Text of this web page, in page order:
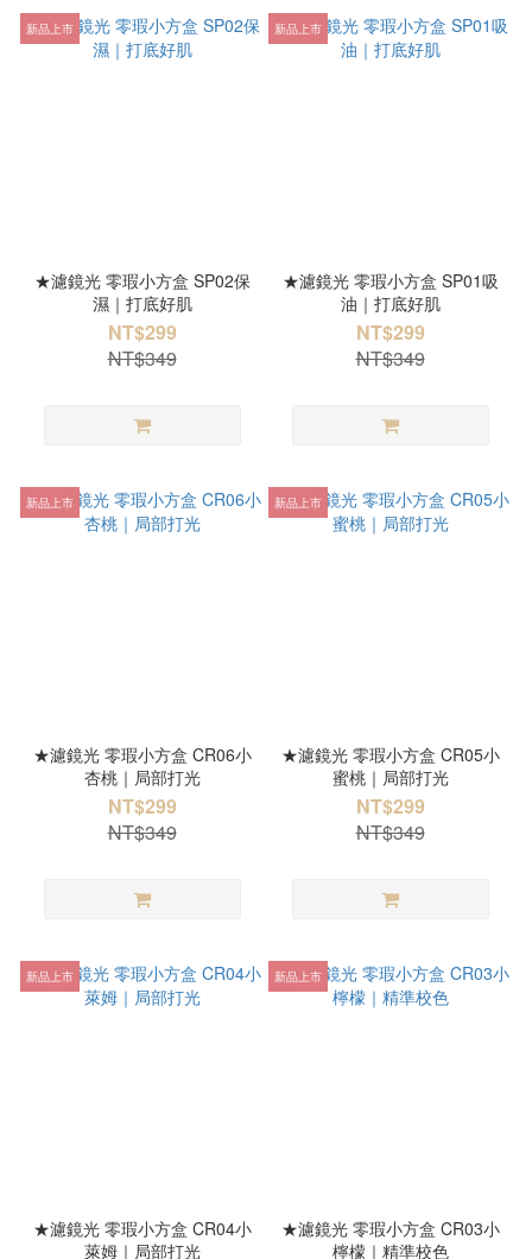
新品上市
★濾鏡光 零瑕小方盒 SP02保
濕｜打底好肌
NT$299
NT$349
新品上市
★濾鏡光 零瑕小方盒 SP01吸
油｜打底好肌
NT$299
NT$349
新品上市
★濾鏡光 零瑕小方盒 CR06小
杏桃｜局部打光
NT$299
NT$349
新品上市
★濾鏡光 零瑕小方盒 CR05小
蜜桃｜局部打光
NT$299
NT$349
新品上市
★濾鏡光 零瑕小方盒 CR04小
萊姆｜局部打光
新品上市
★濾鏡光 零瑕小方盒 CR03小
檸檬｜精準校色